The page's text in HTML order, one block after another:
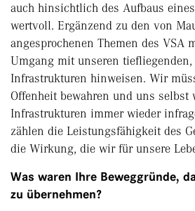
auch hinsichtlich des Aufbaus
wertvoll. Ergänzend zu den von
angesprochenen Themen des VSA
Umgang mit unseren
Infrastrukturen hinweisen. Wir
Offenheit bewahren und uns selbst
Infrastrukturen immer wieder
zählen die Leistungsfähigkeit des
die Wirkung, die wir für unsere
Was waren Ihre Beweggründe,
zu übernehmen?